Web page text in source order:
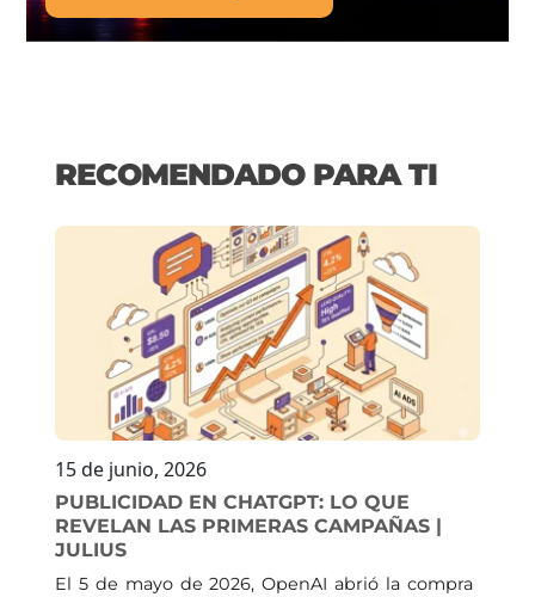
RECOMENDADO PARA TI
15 de junio, 2026
PUBLICIDAD EN CHATGPT: LO QUE
REVELAN LAS PRIMERAS CAMPAÑAS |
JULIUS
El 5 de mayo de 2026, OpenAI abrió la compra